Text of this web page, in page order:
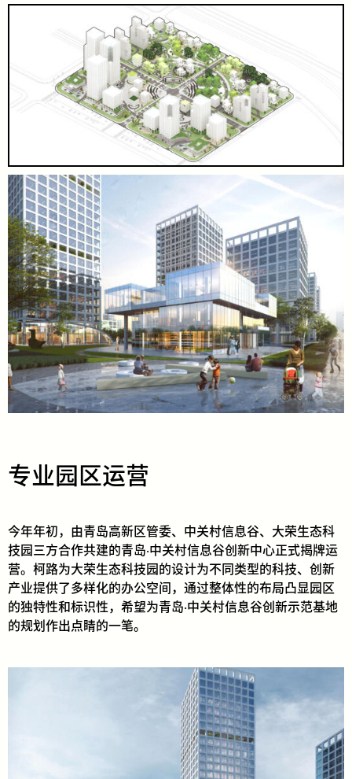
专业园区运营
今年年初，由青岛高新区管委、中关村信息谷、大荣生态科
技园三方合作共建的青岛·中关村信息谷创新中心正式揭牌运
营。柯路为大荣生态科技园的设计为不同类型的科技、创新
产业提供了多样化的办公空间，通过整体性的布局凸显园区
的独特性和标识性，希望为青岛·中关村信息谷创新示范基地
的规划作出点睛的一笔。